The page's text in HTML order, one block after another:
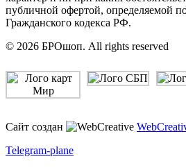
публичной офертой, определяемой
Гражданского кодекса РФ.
© 2026 БРОшоп. All rights reserved
Сайт создан
Telegram-plane